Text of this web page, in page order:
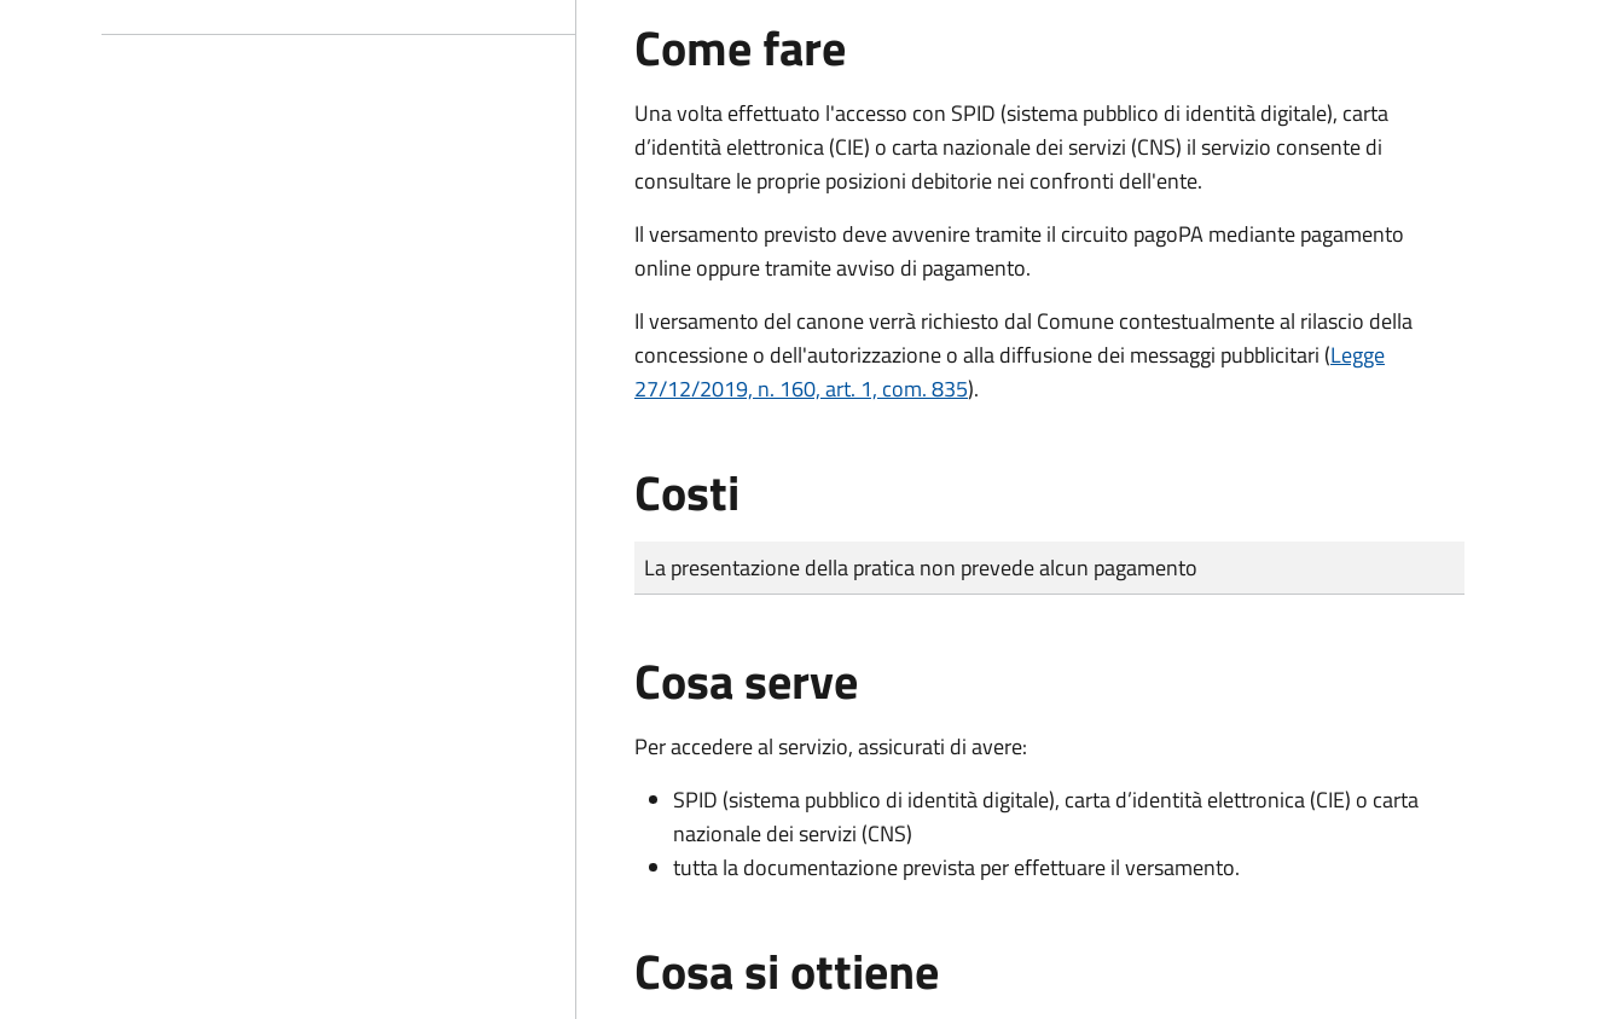
Come fare
Una volta effettuato l'accesso con SPID (sistema pubblico di identità digitale), carta
d’identità elettronica (CIE) o carta nazionale dei servizi (CNS) il servizio consente di
consultare le proprie posizioni debitorie nei confronti dell'ente.
Il versamento previsto deve avvenire tramite il circuito pagoPA mediante pagamento
online oppure tramite avviso di pagamento.
Il versamento del canone verrà richiesto dal Comune contestualmente al rilascio della
concessione o dell'autorizzazione o alla diffusione dei messaggi pubblicitari (Legge
27/12/2019, n. 160, art. 1, com. 835).
Costi
Tipo di pagamento
Importo
La presentazione della pratica non prevede alcun pagamento
Cosa serve
Per accedere al servizio, assicurati di avere:
SPID (sistema pubblico di identità digitale), carta d’identità elettronica (CIE) o carta
nazionale dei servizi (CNS)
tutta la documentazione prevista per effettuare il versamento.
Cosa si ottiene